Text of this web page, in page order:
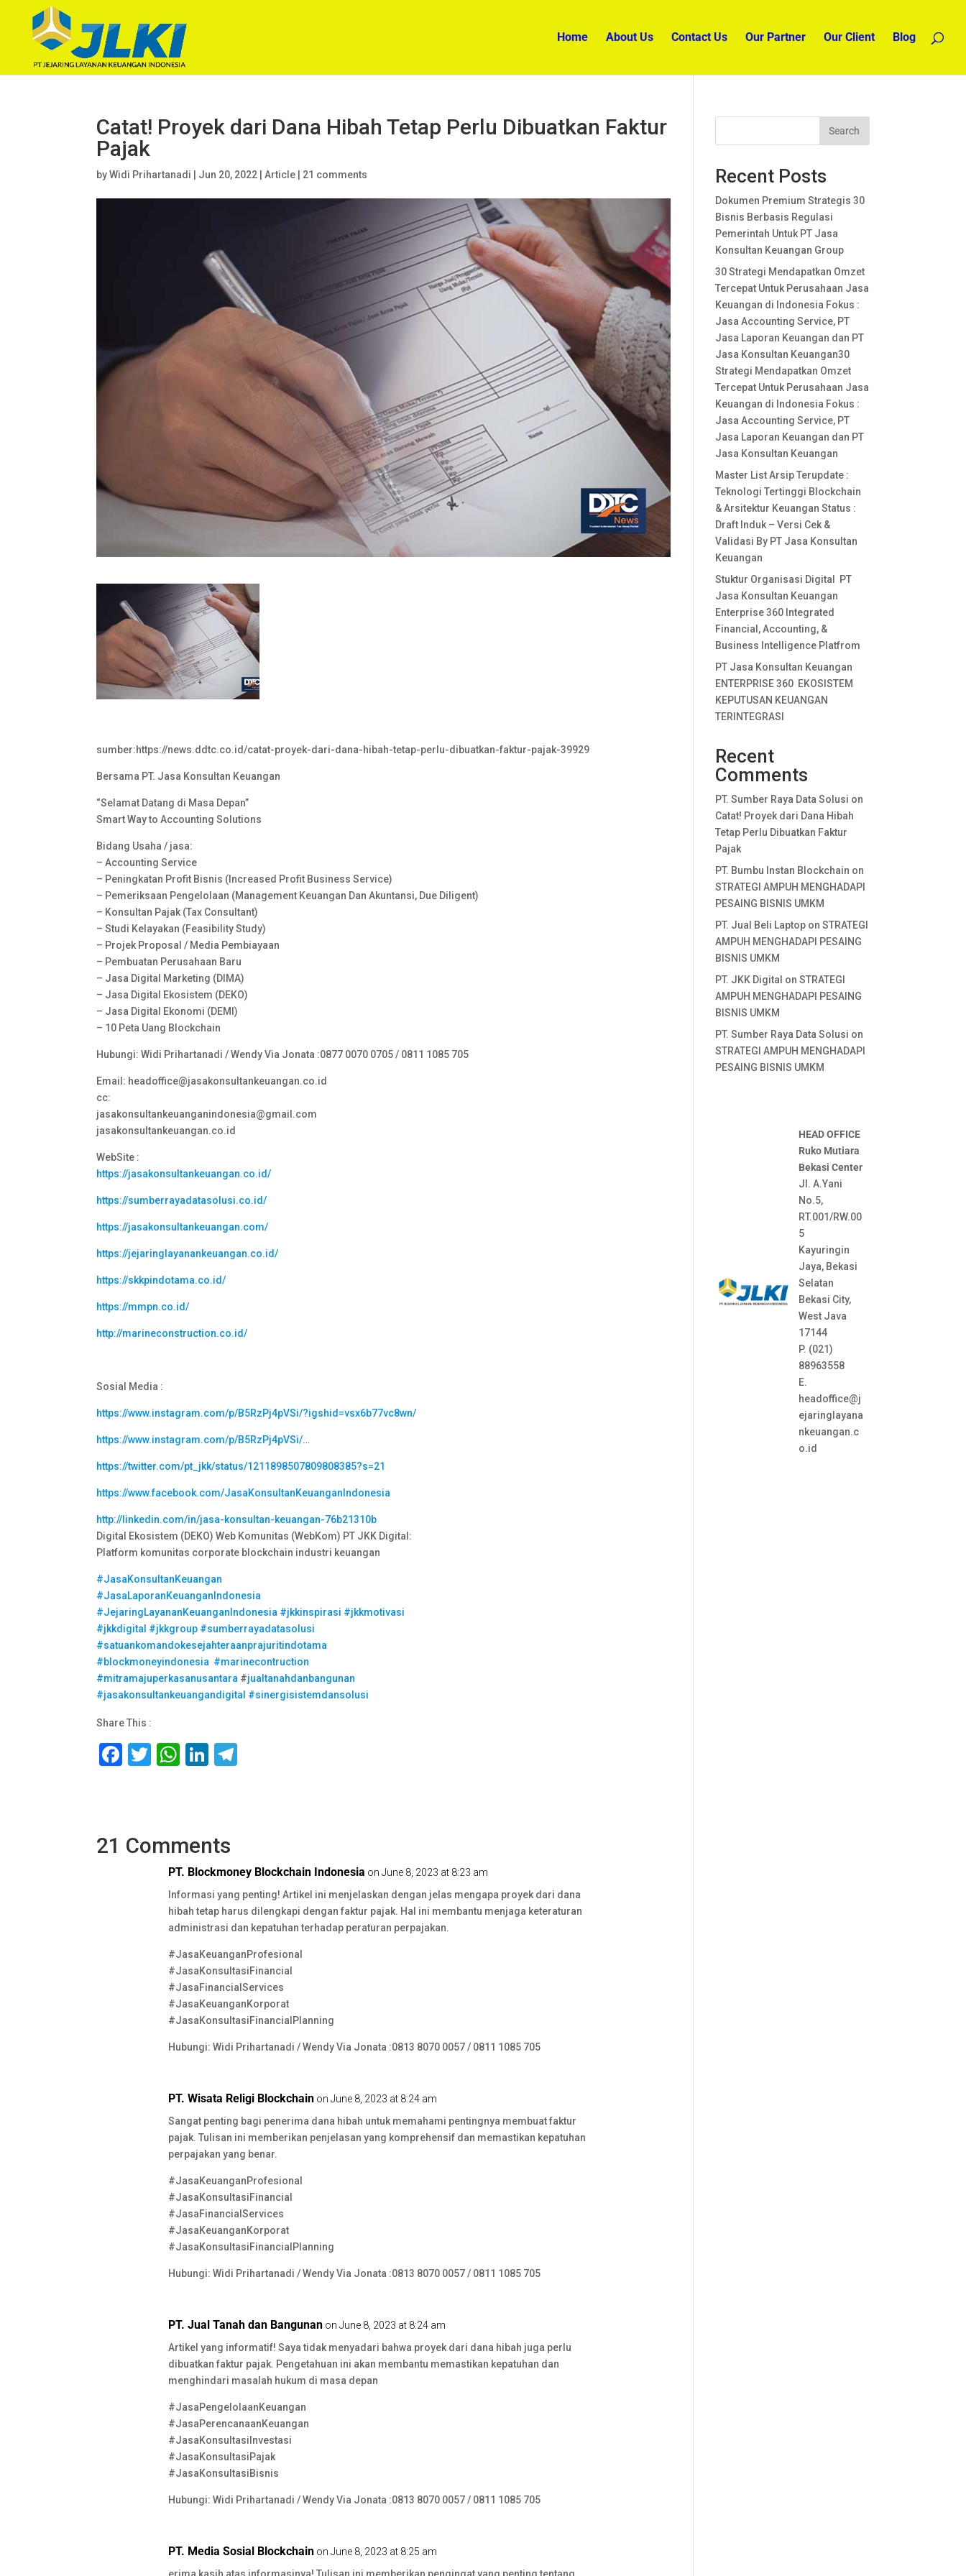
Home About Us Contact Us Our Partner Our Client Blog
Catat! Proyek dari Dana Hibah Tetap Perlu Dibuatkan Faktur
Pajak
byWidi Prihartanadi Jun 20, 2022 |Article 21 comments
sumber:https://news.ddtc.co.id/catat-proyek-dari-dana-hibah-tetap-perlu-dibuatkan-faktur-pajak-39929
Bersama PT. Jasa Konsultan Keuangan
“Selamat Datang di Masa Depan”
Smart Way to Accounting Solutions
Bidang Usaha / jasa:
– Accounting Service
– Peningkatan Profit Bisnis (Increased Profit Business Service)
– Pemeriksaan Pengelolaan (Management Keuangan Dan Akuntansi, Due Diligent)
– Konsultan Pajak (Tax Consultant)
– Studi Kelayakan (Feasibility Study)
– Projek Proposal / Media Pembiayaan
– Pembuatan Perusahaan Baru
– Jasa Digital Marketing (DIMA)
– Jasa Digital Ekosistem (DEKO)
– Jasa Digital Ekonomi (DEMI)
– 10 Peta Uang Blockchain
Hubungi: Widi Prihartanadi / Wendy Via Jonata :0877 0070 0705 / 0811 1085 705
Email: headoffice@jasakonsultankeuangan.co.id
cc:
jasakonsultankeuanganindonesia@gmail.com
jasakonsultankeuangan.co.id
WebSite :
https://jasakonsultankeuangan.co.id/
https://sumberrayadatasolusi.co.id/
https://jasakonsultankeuangan.com/
https://jejaringlayanankeuangan.co.id/
https://skkpindotama.co.id/
https://mmpn.co.id/
http://marineconstruction.co.id/
Sosial Media :
https://www.instagram.com/p/B5RzPj4pVSi/?igshid=vsx6b77vc8wn/
https://www.instagram.com/p/B5RzPj4pVSi/…
https://twitter.com/pt_jkk/status/1211898507809808385?s=21
https://www.facebook.com/JasaKonsultanKeuanganIndonesia
http://linkedin.com/in/jasa-konsultan-keuangan-76b21310b
Digital Ekosistem (DEKO) Web Komunitas (WebKom) PT JKK Digital:
Platform komunitas corporate blockchain industri keuangan
#JasaKonsultanKeuangan
#JasaLaporanKeuanganIndonesia
#JejaringLayananKeuanganIndonesia #jkkinspirasi #jkkmotivasi
#jkkdigital #jkkgroup #sumberrayadatasolusi
#satuankomandokesejahteraanprajuritindotama
#blockmoneyindonesia #marinecontruction
#mitramajuperkasanusantara #jualtanahdanbangunan
#jasakonsultankeuangandigital #sinergisistemdansolusi
Share This :
F
b
T
W
A
p
p
Li
dI
n m
21 Comments
PT. Blockmoney Blockchain Indonesia on June 8, 2023 at 8:23 am
Informasi yang penting! Artikel ini menjelaskan dengan jelas mengapa proyek dari dana
hibah tetap harus dilengkapi dengan faktur pajak. Hal ini membantu menjaga keteraturan
administrasi dan kepatuhan terhadap peraturan perpajakan.
#JasaKeuanganProfesional
#JasaKonsultasiFinancial
#JasaFinancialServices
#JasaKeuanganKorporat
#JasaKonsultasiFinancialPlanning
Hubungi: Widi Prihartanadi / Wendy Via Jonata :0813 8070 0057 / 0811 1085 705
PT. Wisata Religi Blockchain on June 8, 2023 at 8:24 am
Sangat penting bagi penerima dana hibah untuk memahami pentingnya membuat faktur
pajak. Tulisan ini memberikan penjelasan yang komprehensif dan memastikan kepatuhan
perpajakan yang benar.
#JasaKeuanganProfesional
#JasaKonsultasiFinancial
#JasaFinancialServices
#JasaKeuanganKorporat
#JasaKonsultasiFinancialPlanning
Hubungi: Widi Prihartanadi / Wendy Via Jonata :0813 8070 0057 / 0811 1085 705
PT. Jual Tanah dan Bangunan on June 8, 2023 at 8:24 am
Artikel yang informatif! Saya tidak menyadari bahwa proyek dari dana hibah juga perlu
dibuatkan faktur pajak. Pengetahuan ini akan membantu memastikan kepatuhan dan
menghindari masalah hukum di masa depan
#JasaPengelolaanKeuangan
#JasaPerencanaanKeuangan
#JasaKonsultasiInvestasi
#JasaKonsultasiPajak
#JasaKonsultasiBisnis
Hubungi: Widi Prihartanadi / Wendy Via Jonata :0813 8070 0057 / 0811 1085 705
PT. Media Sosial Blockchain on June 8, 2023 at 8:25 am
Search
Recent Posts
Dokumen Premium Strategis 30
Bisnis Berbasis Regulasi
Pemerintah Untuk PT Jasa
Konsultan Keuangan Group
30 Strategi Mendapatkan Omzet
Tercepat Untuk Perusahaan Jasa
Keuangan di Indonesia Fokus :
Jasa Accounting Service, PT
Jasa Laporan Keuangan dan PT
Jasa Konsultan Keuangan30
Strategi Mendapatkan Omzet
Tercepat Untuk Perusahaan Jasa
Keuangan di Indonesia Fokus :
Jasa Accounting Service, PT
Jasa Laporan Keuangan dan PT
Jasa Konsultan Keuangan
Master List Arsip Terupdate :
Teknologi Tertinggi Blockchain
& Arsitektur Keuangan Status :
Draft Induk – Versi Cek &
Validasi By PT Jasa Konsultan
Keuangan
Stuktur Organisasi Digital PT
Jasa Konsultan Keuangan
Enterprise 360 Integrated
Financial, Accounting, &
Business Intelligence Platfrom
PT Jasa Konsultan Keuangan
ENTERPRISE 360 EKOSISTEM
KEPUTUSAN KEUANGAN
TERINTEGRASI
Recent
Comments
PT. Sumber Raya Data Solusi on
Catat! Proyek dari Dana Hibah
Tetap Perlu Dibuatkan Faktur
Pajak
PT. Bumbu Instan Blockchain on
STRATEGI AMPUH MENGHADAPI
PESAING BISNIS UMKM
PT. Jual Beli Laptopon STRATEGI
AMPUH MENGHADAPI PESAING
BISNIS UMKM
PT. JKK Digital on STRATEGI
AMPUH MENGHADAPI PESAING
BISNIS UMKM
PT. Sumber Raya Data Solusi on
STRATEGI AMPUH MENGHADAPI
PESAING BISNIS UMKM
HEAD OFFICE
Ruko Mutiara
Bekasi Center
Jl. A.Yani
No.5,
RT.001/RW.00
5
Kayuringin
Jaya, Bekasi
Selatan
Bekasi City,
West Java
17144
P. (021)
88963558
E.
headoffice@j
ejaringlayana
nkeuangan.c
o.id